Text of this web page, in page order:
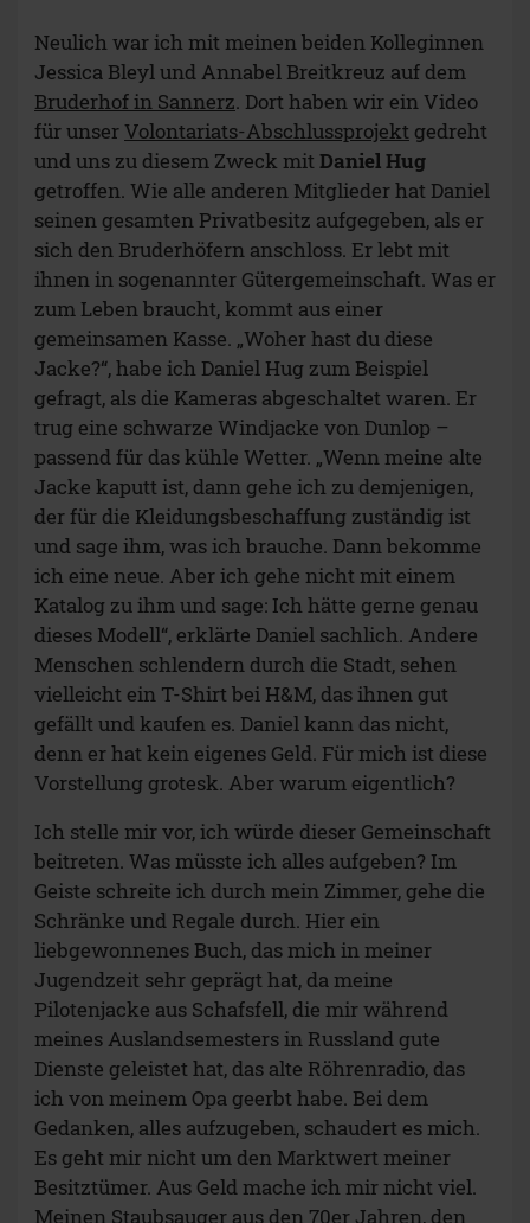
Neulich war ich mit meinen beiden Kolleginnen
Jessica Bleyl und Annabel Breitkreuz auf dem
Bruderhof in Sannerz. Dort haben wir ein Video
für unserVolontariats-Abschlussprojekt gedreht
und uns zu diesem Zweck mitDaniel Hug
getroffen. Wie alle anderen Mitglieder hat Daniel
seinen gesamten Privatbesitz aufgegeben, als er
sich den Bruderhöfern anschloss. Er lebt mit
ihnen in sogenannter Gütergemeinschaft. Was er
zum Leben braucht, kommt aus einer
gemeinsamen Kasse. „Woher hast du diese
Jacke?“, habe ich Daniel Hug zum Beispiel
gefragt, als die Kameras abgeschaltet waren. Er
trug eine schwarze Windjacke von Dunlop –
passend für das kühle Wetter. „Wenn meine alte
Jacke kaputt ist, dann gehe ich zu demjenigen,
der für die Kleidungsbeschaffung zuständig ist
und sage ihm, was ich brauche. Dann bekomme
ich eine neue. Aber ich gehe nicht mit einem
Katalog zu ihm und sage: Ich hätte gerne genau
dieses Modell“, erklärte Daniel sachlich. Andere
Menschen schlendern durch die Stadt, sehen
vielleicht ein T-Shirt bei H&M, das ihnen gut
gefällt und kaufen es. Daniel kann das nicht,
denn er hat kein eigenes Geld. Für mich ist diese
Vorstellung grotesk. Aber warum eigentlich?
Ich stelle mir vor, ich würde dieser Gemeinschaft
beitreten. Was müsste ich alles aufgeben? Im
Geiste schreite ich durch mein Zimmer, gehe die
Schränke und Regale durch. Hier ein
liebgewonnenes Buch, das mich in meiner
Jugendzeit sehr geprägt hat, da meine
Pilotenjacke aus Schafsfell, die mir während
meines Auslandsemesters in Russland gute
Dienste geleistet hat, das alte Röhrenradio, das
ich von meinem Opa geerbt habe. Bei dem
Gedanken, alles aufzugeben, schaudert es mich.
Es geht mir nicht um den Marktwert meiner
Besitztümer. Aus Geld mache ich mir nicht viel.
Meinen Staubsauger aus den 70er Jahren, den